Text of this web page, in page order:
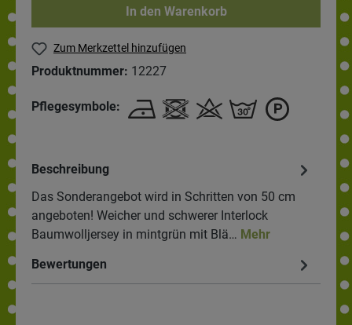
In den Warenkorb
Zum Merkzettel hinzufügen
Produktnummer: 12227
Pflegesymbole:
Beschreibung
Das Sonderangebot wird in Schritten von 50 cm
angeboten! Weicher und schwerer Interlock
Baumwolljersey in mintgrün mit Blä… Mehr
Bewertungen